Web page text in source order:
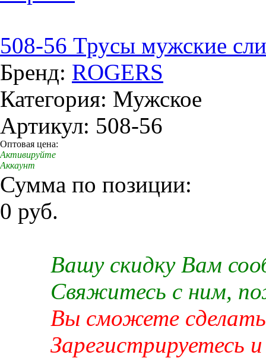
508-56 Трусы мужские
Бренд: ROGERS
Категория: Мужское
Артикул: 508-56
Оптовая цена:
Активируйте
Аккаунт
Сумма по позиции:
0 руб.
Вашу скидку Вам
Свяжитесь с ним,
Вы сможете сделать
Зарегистрируетесь